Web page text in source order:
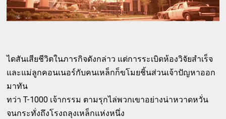
ไดสันเสียชีวิตในภารกิจดังกล่าว แต่การระเบิดห้องวิจัยสำเร็จ
และแม่ลูกคอนเนอร์กับคนเหล็กก็ขโมยชิ้นส่วนเจ้าปัญหาออก
มาทัน
ทว่า T-1000 เจ้ากรรม ตามรุกไล่พวกเขาอย่างน่าหวาดหวั่น
จนกระทั่งถึงโรงถลุงเหล็กแห่งหนึ่ง